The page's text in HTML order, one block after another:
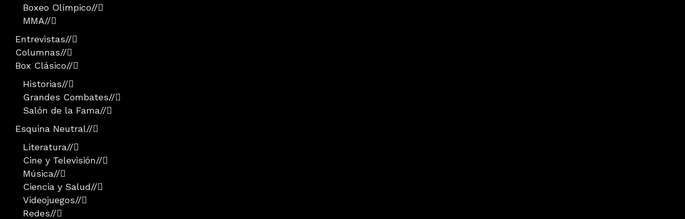
Boxeo Olímpico//
MMA//
Entrevistas//
Columnas//
Box Clásico//
Historias//
Grandes Combates//
Salón de la Fama//
Esquina Neutral//
Literatura//
Cine y Televisión//
Música//
Ciencia y Salud//
Videojuegos//
Redes//